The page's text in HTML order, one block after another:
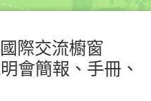
際交流櫥窗
會簡報、手冊、